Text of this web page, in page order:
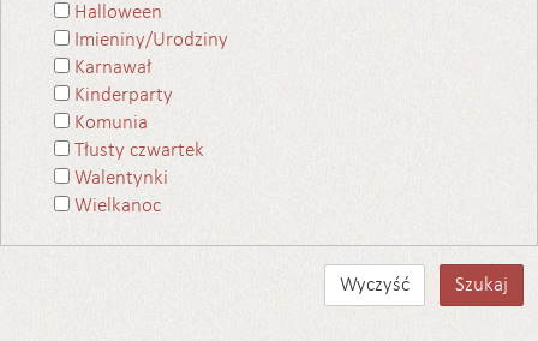
Halloween
Imieniny/Urodziny
Karnawał
Kinderparty
Komunia
Tłusty czwartek
Walentynki
Wielkanoc